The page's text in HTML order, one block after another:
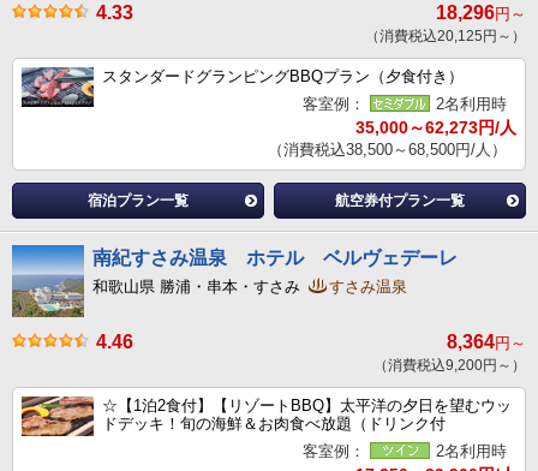
4.33 18,296円～
（消費税込20,125円～）
スタンダードグランピングBBQプラン（夕食付き）
客室例：
2名利用時
35,000～62,273円/人
（消費税込38,500～68,500円/人）
宿泊プラン一覧 航空券付プラン一覧
南紀すさみ温泉 ホテル ベルヴェデーレ
和歌山県 勝浦・串本・すさみ すさみ温泉
4.46 8,364円～
（消費税込9,200円～）
☆【1泊2食付】【リゾートBBQ】太平洋の夕日を望むウッ
ドデッキ！旬の海鮮＆お肉食べ放題（ドリンク付
客室例：
2名利用時